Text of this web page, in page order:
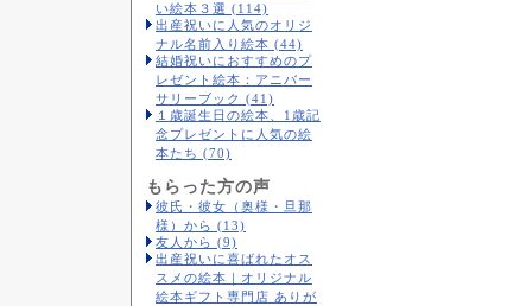
い絵本３選 (114)
出産祝いに人気のオリジ
ナル名前入り絵本 (44)
結婚祝いにおすすめのプ
レゼント絵本：アニバー
サリーブック (41)
１歳誕生日の絵本、1歳記
念プレゼントに人気の絵
本たち (70)
もらった方の声
彼氏・彼女（奥様・旦那
様）から (13)
友人から (9)
出産祝いに喜ばれたオス
スメの絵本｜オリジナル
絵本ギフト専門店 ありが